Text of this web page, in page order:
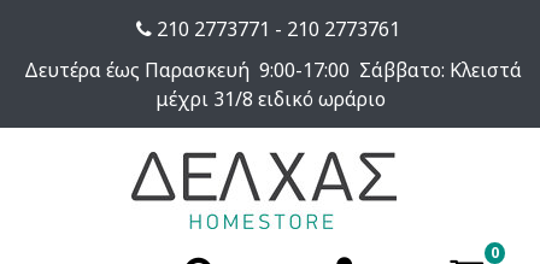
210 2773771 - 210 2773761
Δευτέρα έως Παρασκευή 9:00-17:00 Σάββατο: Κλειστά
μέχρι 31/8 ειδικό ωράριο
0